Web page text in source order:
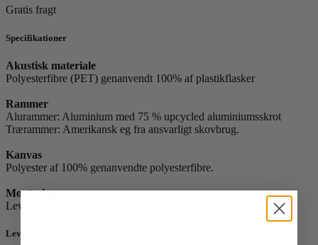
Gratis fragt
Specifikationer
Akustisk materiale
Polyesterfibre (PET) genanvendt 100% af plastikflasker
Rammer
Alurammer: Aluminium med 75 % upcycled aluminiumsskrot
Trærammer: Amerikansk eg fra ansvarligt skovbrug.
Kanvas
Polyester af 100% genanvendte polyesterfibre.
Montering
Leveres med ophængsbeslag på bagsiden
Levering